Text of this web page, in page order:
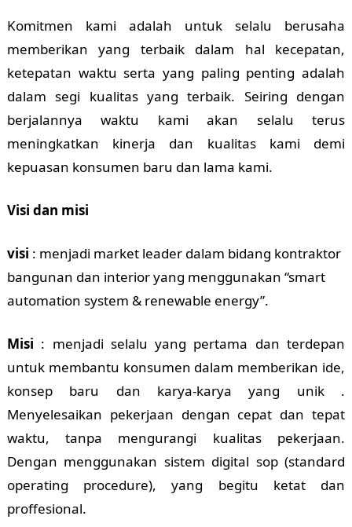
Komitmen kami adalah untuk selalu berusaha
memberikan yang terbaik dalam hal kecepatan,
ketepatan waktu serta yang paling penting adalah
dalam segi kualitas yang terbaik. Seiring dengan
berjalannya waktu kami akan selalu terus
meningkatkan kinerja dan kualitas kami demi
kepuasan konsumen baru dan lama kami.
Visi dan misi
visi : menjadi market leader dalam bidang kontraktor
bangunan dan interior yang menggunakan “smart
automation system & renewable energy”.
Misi : menjadi selalu yang pertama dan terdepan
untuk membantu konsumen dalam memberikan ide,
konsep baru dan karya-karya yang unik .
Menyelesaikan pekerjaan dengan cepat dan tepat
waktu, tanpa mengurangi kualitas pekerjaan.
Dengan menggunakan sistem digital sop (standard
operating procedure), yang begitu ketat dan
proffesional.